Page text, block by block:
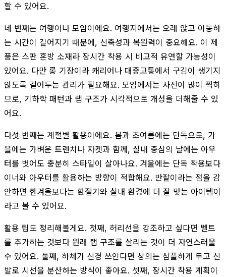
할 수 있어요.
네 번째는 여행이나 모임이에요. 여행지에서는 오래 앉고 이동하
는 시간이 길어지기 때문에, 신축성과 복원력이 중요해요. 이 제
품은 스판 혼방 소재라 장시간 착용 시 비교적 유연할 가능성이
있어요. 다만 롱 기장이라 캐리어나 대중교통에서 구김이 생기지
않도록 걸어두는 관리가 필요해요. 모임에서는 사진이 많이 찍히
므로, 기하학 패턴과 랩 구조가 시각적으로 개성을 더해줄 수 있
어요.
다섯 번째는 계절별 활용이에요. 봄과 초여름에는 단독으로, 가
을에는 가벼운 트렌치나 자켓과 함께, 실내 중심의 날에는 아우
터를 벗어도 충분히 스타일이 살아나요. 겨울에는 단독 착용보다
이너와 아우터를 활용하는 방향이 적합해요. 반팔이라는 점을 감
안하면 한겨울보다는 환절기와 실내 환경에 더 잘 맞는 아이템이
라고 볼 수 있어요.
활용 팁도 정리해볼게요. 첫째, 허리선을 강조하고 싶다면 벨트
를 추가하는 것보다 원래 랩 구조를 살리는 것이 더 자연스러울
수 있어요. 둘째, 하체가 신경 쓰인다면 상의는 심플하게 두고 신
발로 시선을 분산하는 방식이 좋아요. 셋째, 장시간 착용 계획이